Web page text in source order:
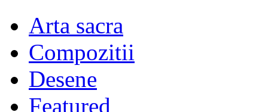
Arta sacra
Compozitii
Desene
Featured